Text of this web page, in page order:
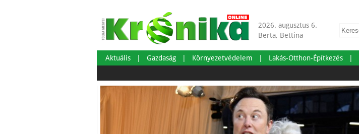
2026. augusztus 6.
Berta, Bettina
Aktuális Gazdaság Környezetvédelem Lakás-Otthon-Építkezés